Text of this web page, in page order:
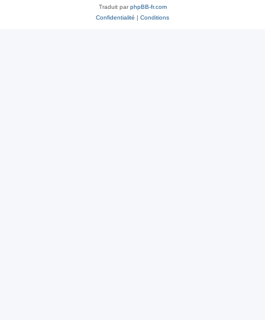
Traduit parphpBB-fr.com
Confidentialité | Conditions